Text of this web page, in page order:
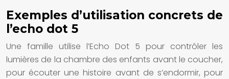
Exemples d’utilisation concrets de
l’echo dot 5
Une famille utilise l’Echo Dot 5 pour contrôler les
lumières de la chambre des enfants avant le coucher,
pour écouter une histoire avant de s’endormir, pour